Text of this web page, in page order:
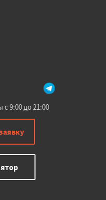
9:00 до 21:00